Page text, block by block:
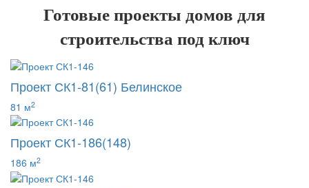
Готовые проекты домов для
строительства под ключ
Проект СК1-81(61) Белинское
81 м2
Проект СК1-186(148)
186 м2